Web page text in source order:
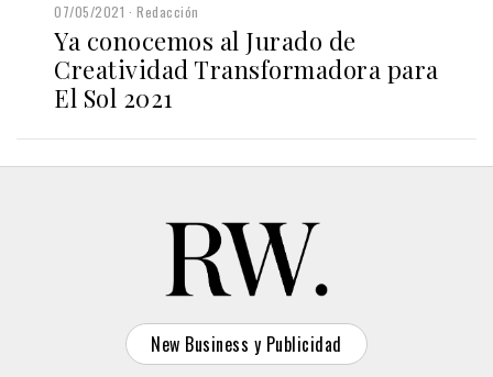
07/05/2021 Redacción
Ya conocemos al Jurado de
Creatividad Transformadora para
El Sol 2021
New Business y Publicidad